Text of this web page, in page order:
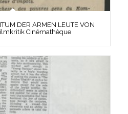
DER ARMEN LEUTE VON
Cinémathèque